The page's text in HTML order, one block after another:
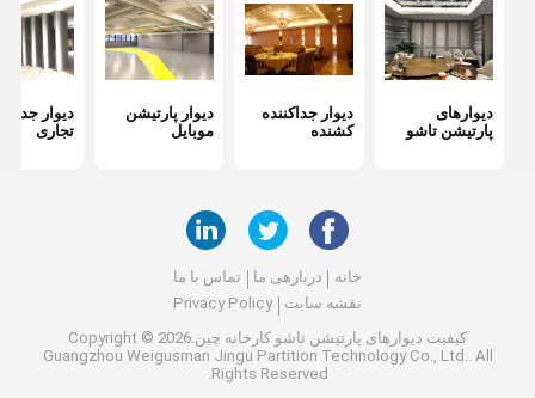
جدا کننده موقت دیوار
دیوارهای
پارتیشن تاشو
دیوار جداکننده
کشنده
دیوار پارتیشن
موبایل
دیوار
تجاری
خانه دربارهی ما
تماس با ما
نقشه سایت
Privacy Policy
کیفیت دیوارهای پارتیشن تاشو
کارخانه چین.Copyright © 2026
Guangzhou Weigusman Jingu Partition Technology Co., Ltd.. All
Rights Reserved.